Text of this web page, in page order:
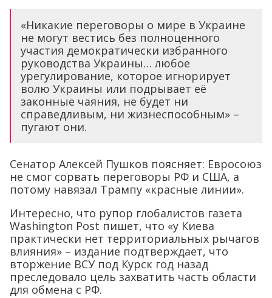
«Никакие переговоры о мире в Украине
не могут вестись без полноценного
участия демократически избранного
руководства Украины… любое
урегулирование, которое игнорирует
волю Украины или подрывает её
законные чаяния, не будет ни
справедливым, ни жизнеспособным» –
пугают они.
Сенатор Алексей Пушков поясняет: Евросоюз
не смог сорвать переговоры РФ и США, а
потому навязал Трампу «красные линии».
Интересно, что рупор глобалистов газета
Washington Post пишет, что «у Киева
практически нет территориальных рычагов
влияния» – издание подтверждает, что
вторжение ВСУ под Курск год назад
преследовало цель захватить часть области
для обмена с РФ.